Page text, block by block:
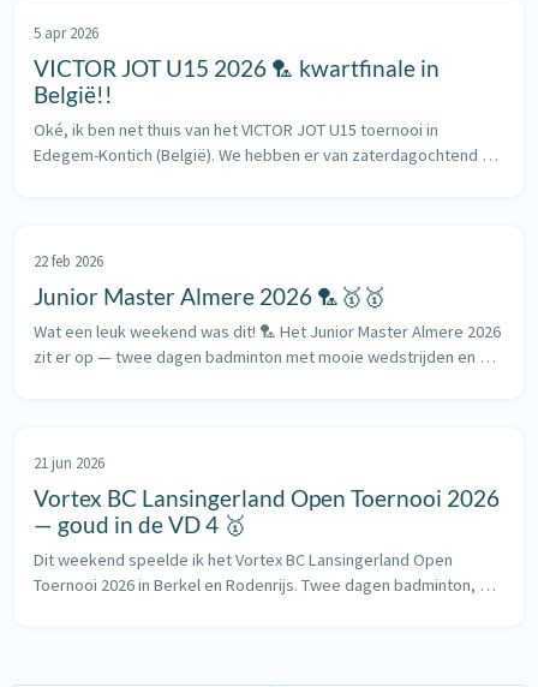
5 apr 2026
VICTOR JOT U15 2026 🏸 kwartfinale in
België!!
Oké, ik ben net thuis van het VICTOR JOT U15 toernooi in
Edegem-Kontich (België). We hebben er van zaterdagochtend
22 feb 2026
Junior Master Almere 2026 🏸🥇🥇
Wat een leuk weekend was dit! 🏸 Het Junior Master Almere 2026
zit er op — twee dagen badminton met mooie wedstrijden en
21 jun 2026
Vortex BC Lansingerland Open Toernooi 2026
— goud in de VD 4 🥇
Dit weekend speelde ik het Vortex BC Lansingerland Open
Toernooi 2026 in Berkel en Rodenrijs. Twee dagen badminton,